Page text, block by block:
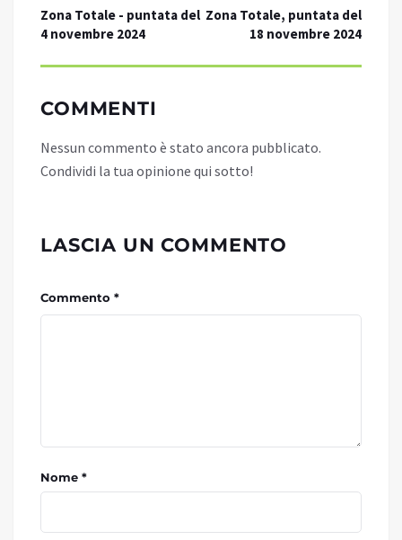
Zona Totale - puntata del
4 novembre 2024
Zona Totale, puntata del
18 novembre 2024
COMMENTI
Nessun commento è stato ancora pubblicato.
Condividi la tua opinione qui sotto!
LASCIA UN COMMENTO
Commento *
Nome *